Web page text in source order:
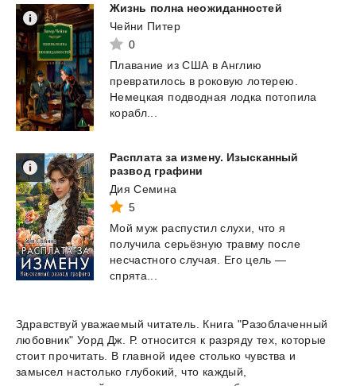
Жизнь полна неожиданностей
Чейни Питер
0
Плавание из США в Англию
превратилось в роковую лотерею.
Немецкая подводная лодка потопила
корабл...
Расплата за измену. Изысканный
развод графини
Дия Семина
5
Мой муж распустил слухи, что я
получила серьёзную травму после
несчастного случая. Его цель —
спрята...
Здравствуй уважаемый читатель. Книга "Разоблаченный
любовник" Уорд Дж. Р. относится к разряду тех, которые
стоит прочитать. В главной идее столько чувства и
замысел настолько глубокий, что каждый,